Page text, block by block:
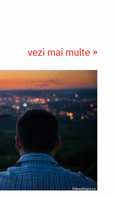
vezi mai multe »